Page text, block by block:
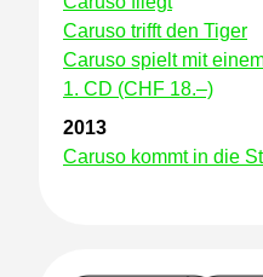
Caruso trifft den Tiger
Caruso spielt mit
1. CD (CHF 18.–)
2013
Caruso kommt in die